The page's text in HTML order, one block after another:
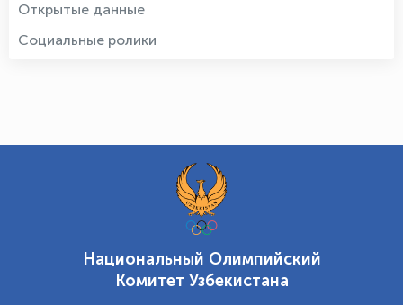
Открытые данные
Социальные ролики
Национальный Олимпийский
Комитет Узбекистана